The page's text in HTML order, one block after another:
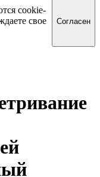
cookie-
свое
Согласен